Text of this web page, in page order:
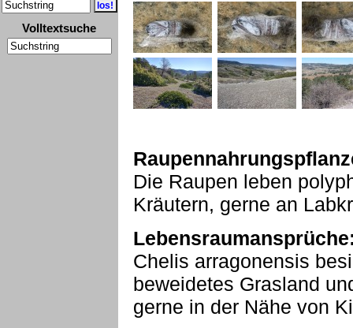
Volltextsuche
Die Raupen leben
Kräutern, gerne an
Chelis arragonensis
beweidetes Grasland
gerne in der Nähe von